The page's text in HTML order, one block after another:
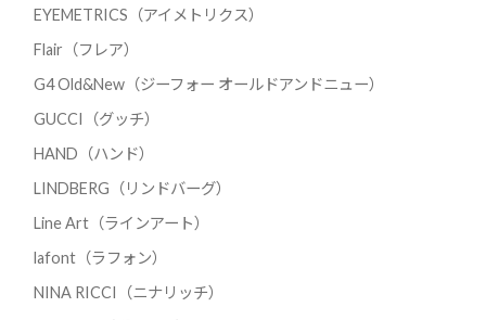
EYEMETRICS（アイメトリクス）
Flair（フレア）
G4 Old&New（ジーフォー オールドアンドニュー）
GUCCI（グッチ）
HAND（ハンド）
LINDBERG（リンドバーグ）
Line Art（ラインアート）
lafont（ラフォン）
NINA RICCI（ニナリッチ）